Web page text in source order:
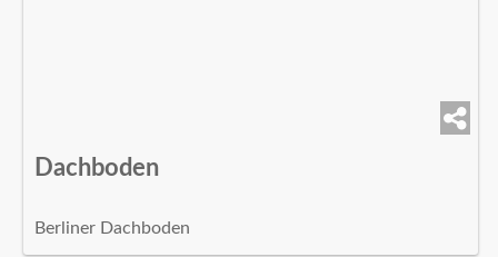
Dachboden
Berliner Dachboden